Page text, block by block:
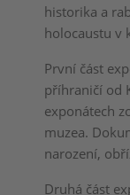
historika a
holocaustu v
První část
příhraničí od
exponátech
muzea.
narození,
Druhá část